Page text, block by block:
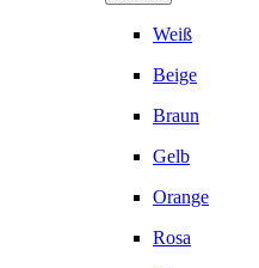
Weiß
Beige
Braun
Gelb
Orange
Rosa